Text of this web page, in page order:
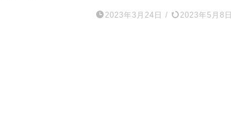
2023年3月24日 / 2023年5月8日